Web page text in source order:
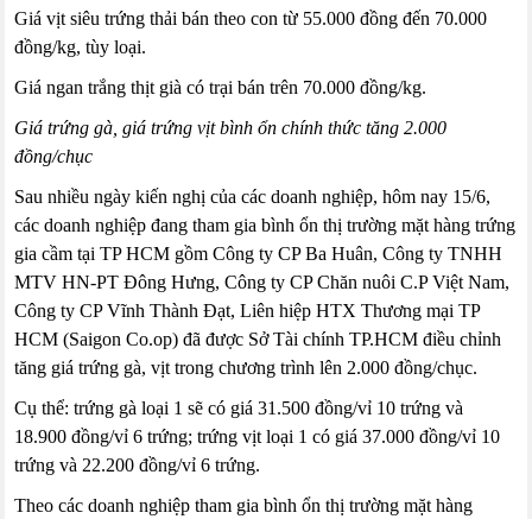
Giá vịt siêu trứng thải bán theo con từ 55.000 đồng đến 70.000
đồng/kg, tùy loại.
Giá ngan trắng thịt già có trại bán trên 70.000 đồng/kg.
Giá trứng gà, giá trứng vịt bình ổn chính thức tăng 2.000
đồng/chục
Sau nhiều ngày kiến nghị của các doanh nghiệp, hôm nay 15/6,
các doanh nghiệp đang tham gia bình ổn thị trường mặt hàng trứng
gia cầm tại TP HCM gồm Công ty CP Ba Huân, Công ty TNHH
MTV HN-PT Đông Hưng, Công ty CP Chăn nuôi C.P Việt Nam,
Công ty CP Vĩnh Thành Đạt, Liên hiệp HTX Thương mại TP
HCM (Saigon Co.op) đã được Sở Tài chính TP.HCM điều chỉnh
tăng giá trứng gà, vịt trong chương trình lên 2.000 đồng/chục.
Cụ thể: trứng gà loại 1 sẽ có giá 31.500 đồng/vỉ 10 trứng và
18.900 đồng/vỉ 6 trứng; trứng vịt loại 1 có giá 37.000 đồng/vỉ 10
trứng và 22.200 đồng/vỉ 6 trứng.
Theo các doanh nghiệp tham gia bình ổn thị trường mặt hàng